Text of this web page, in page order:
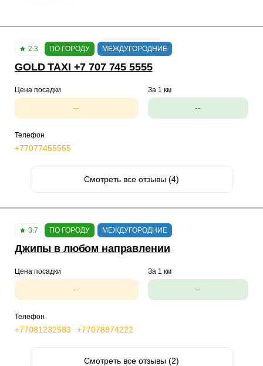
2.3 ПО ГОРОДУ МЕЖДУГОРОДНИЕ
GOLD TAXI +7 707 745 5555
Цена посадки
--
За 1 км
--
Телефон
+77077455555
Смотреть все отзывы (4)
3.7 ПО ГОРОДУ МЕЖДУГОРОДНИЕ
Джипы в любом направлении
Цена посадки
--
За 1 км
--
Телефон
+77081232583 +77078874222
Смотреть все отзывы (2)